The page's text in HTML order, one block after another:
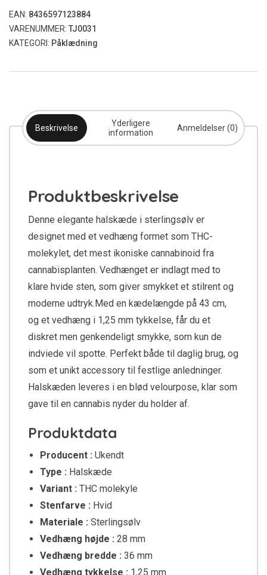
EAN: 8436597123884
VARENUMMER: TJ0031
KATEGORI: Påklædning
Beskrivelse
Yderligere
information
Anmeldelser (0)
Produktbeskrivelse
Denne elegante halskæde i sterlingsølv er
designet med et vedhæng formet som THC-
molekylet, det mest ikoniske cannabinoid fra
cannabisplanten. Vedhænget er indlagt med to
klare hvide sten, som giver smykket et stilrent og
moderne udtryk.Med en kædelængde på 43 cm,
og et vedhæng i 1,25 mm tykkelse, får du et
diskret men genkendeligt smykke, som kun de
indviede vil spotte. Perfekt både til daglig brug, og
som et unikt accessory til festlige anledninger.
Halskæden leveres i en blød velourpose, klar som
gave til en cannabis nyder du holder af.
Produktdata
Producent : Ukendt
Type : Halskæde
Variant : THC molekyle
Stenfarve : Hvid
Materiale : Sterlingsølv
Vedhæng højde : 28 mm
Vedhæng bredde : 36 mm
Vedhæng tykkelse : 1,25 mm